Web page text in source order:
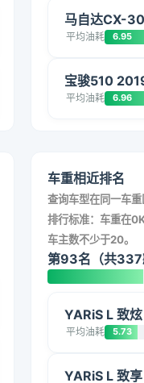
马自达CX-
平均油耗 6.95
宝骏510
平均油耗 6.96
车重相近排名
查询车型在同一车
排行标准：车重在
车主数不少于20。
第93名（共337
YARiS L 致
平均油耗 5.73
YARiS L 致